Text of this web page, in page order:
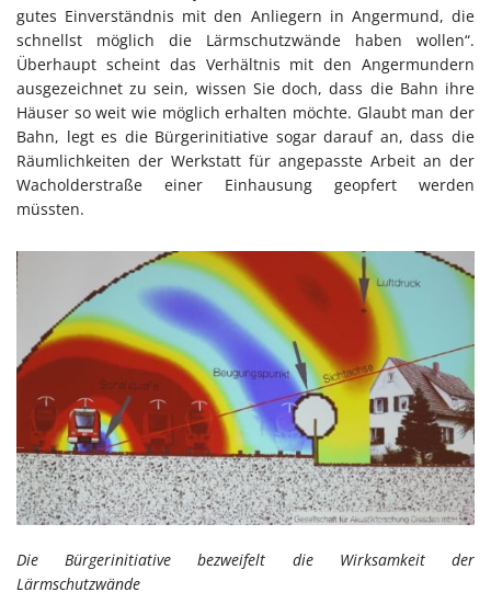
gutes Einverständnis mit den Anliegern in Angermund, die
schnellst möglich die Lärmschutzwände haben wollen“.
Überhaupt scheint das Verhältnis mit den Angermundern
ausgezeichnet zu sein, wissen Sie doch, dass die Bahn ihre
Häuser so weit wie möglich erhalten möchte. Glaubt man der
Bahn, legt es die Bürgerinitiative sogar darauf an, dass die
Räumlichkeiten der Werkstatt für angepasste Arbeit an der
Wacholderstraße einer Einhausung geopfert werden
müssten.
Die Bürgerinitiative bezweifelt die Wirksamkeit der
Lärmschutzwände